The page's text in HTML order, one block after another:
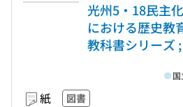
光州5・18民主
における歴史教
教科書シリーズ
紙 図書